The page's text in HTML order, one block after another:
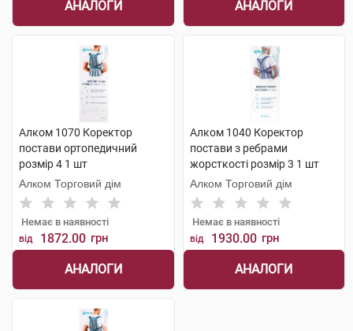
АНАЛОГИ АНАЛОГИ
Алком 1070 Коректор
постави ортопедичний
розмір 4 1 шт
Алком Торговий дім
Немає в наявності
від 1872.00 грн
АНАЛОГИ
Алком 1040 Коректор
постави з ребрами
жорсткості розмір 3 1 шт
Алком Торговий дім
Немає в наявності
від 1930.00 грн
АНАЛОГИ